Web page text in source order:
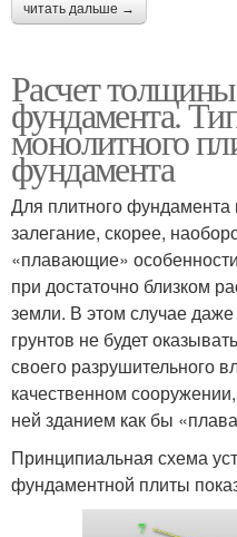
читать дальше →
Расчет
фундамента.
монолитного
фундамента
Для плитного фундамента
залегание, скорее,
«плавающие»
при достаточно близком
земли. В этом случае
грунтов не будет
своего разрушительного
качественном
ней зданием как бы
Принципиальная схема
фундаментной плиты